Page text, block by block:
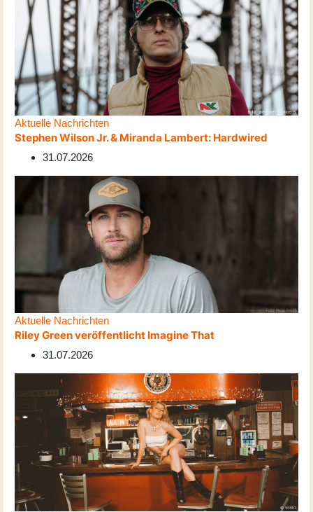
Aktuelle Nachrichten
Stephen Wilson Jr. & Miranda Lambert: Hardwired
31.07.2026
Aktuelle Nachrichten
Riley Green veröffentlicht Imagine That
31.07.2026